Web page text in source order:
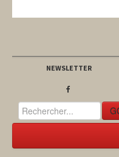
NEWSLETTER